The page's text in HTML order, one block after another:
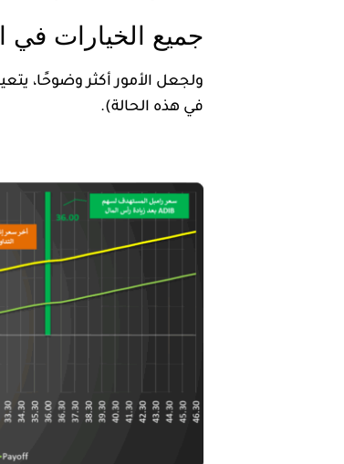
جميع الخيارات في
في هذه الحالة).